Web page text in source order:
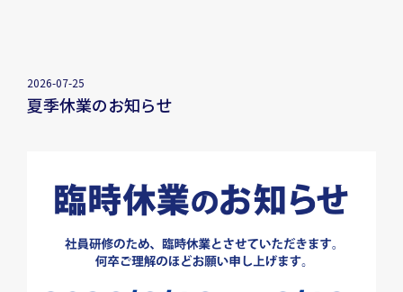
2026-07-25
夏季休業のお知らせ